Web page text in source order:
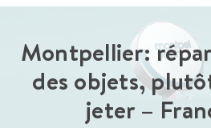
Montpellier:
des objets,
jeter –